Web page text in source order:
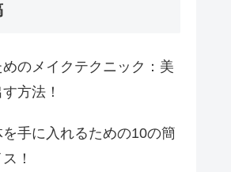
のメイクテクニック：美
方法！
手に入れるための10の簡
！